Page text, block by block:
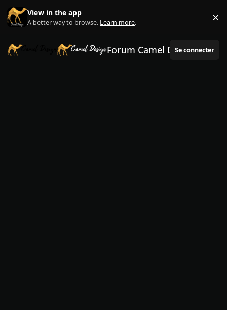
Aller au contenu
View in the app
A better way to browse. Learn more. ×
Forum Camel Design
Se connecter